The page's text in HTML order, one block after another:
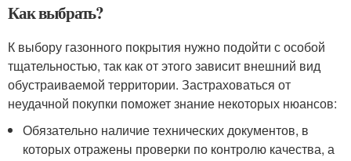
Как выбрать?
К выбору газонного покрытия нужно подойти с особой
тщательностью, так как от этого зависит внешний вид
обустраиваемой территории. Застраховаться от
неудачной покупки поможет знание некоторых нюансов:
Обязательно наличие технических документов, в
которых отражены проверки по контролю качества, а